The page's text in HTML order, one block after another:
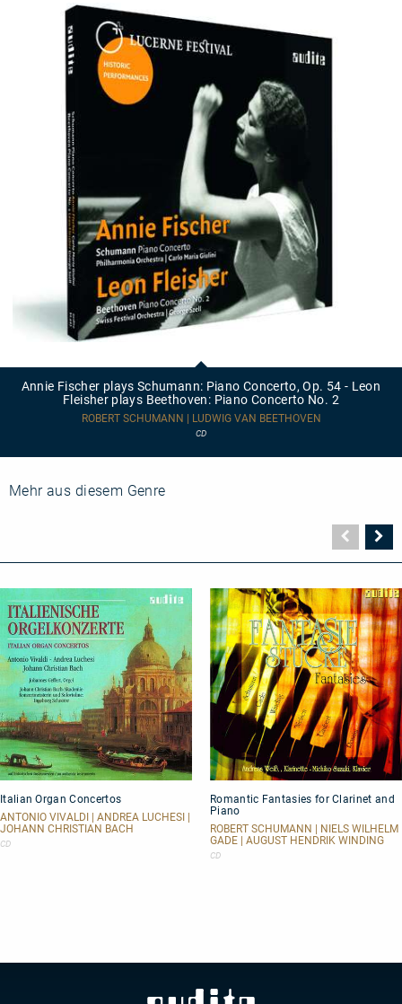
Schumann:
-
Fleisher
plays
2
Annie Fischer plays Schumann: Piano Concerto, Op. 54 - Leon
Fleisher plays Beethoven: Piano Concerto No. 2
ROBERT SCHUMANN | LUDWIG VAN BEETHOVEN
CD
Mehr aus diesem Genre
Seite
Organ
Concertos
Italian Organ Concertos
ANTONIO VIVALDI | ANDREA LUCHESI |
JOHANN CHRISTIAN BACH
CD
Fantasies
for
Clarinet
and
Piano
Romantic Fantasies for Clarinet and
Piano
ROBERT SCHUMANN | NIELS WILHELM
GADE | AUGUST HENDRIK WINDING
CD